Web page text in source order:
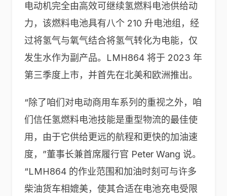
电动机完全由高效可继续氢燃料电池供给动
力，该燃料电池具有八个 210 升电池组，经
过将氢气与氧气结合将氢气转化为电能，仅
发生水作为副产品。LMH864 将于 2023 年
第三季度上市，并首先在北美和欧洲推出。
“除了咱们对电动商用车系列的重视之外，咱
们信任氢燃料电池技能是重型物流的最佳使
用，由于它供给更远的航程和更快的加油速
度，”董事长兼首席履行官 Peter Wang 说。
“LMH864 的作业范围和加油时刻可与许多
柴油货车相媲美，使其合适在电池充电受限